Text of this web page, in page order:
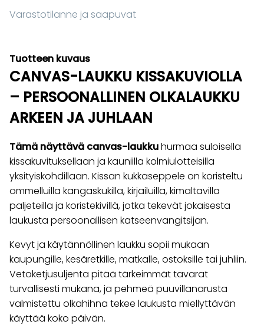
Varastotilanne ja saapuvat
Tuotteen kuvaus
CANVAS-LAUKKU KISSAKUVIOLLA
– PERSOONALLINEN OLKALAUKKU
ARKEEN JA JUHLAAN
Tämä näyttävä canvas-laukkuhurmaa suloisella
kissakuvituksellaan ja kauniilla kolmiulotteisilla
yksityiskohdillaan. Kissan kukkaseppele on koristeltu
ommelluilla kangaskukilla, kirjailuilla, kimaltavilla
paljeteilla ja koristekivillä, jotka tekevät jokaisesta
laukusta persoonallisen katseenvangitsijan.
Kevyt ja käytännöllinen laukku sopii mukaan
kaupungille, kesäretkille, matkalle, ostoksille tai juhliin.
Vetoketjusuljenta pitää tärkeimmät tavarat
turvallisesti mukana, ja pehmeä puuvillanarusta
valmistettu olkahihna tekee laukusta miellyttävän
käyttää koko päivän.